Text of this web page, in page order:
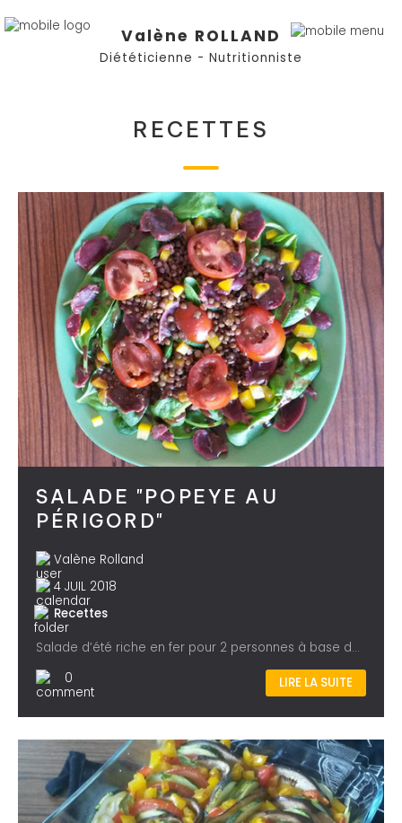
Valène ROLLAND
Diététicienne - Nutritionniste
RECETTES
SALADE "POPEYE AU
PÉRIGORD"
Valène Rolland
4 JUIL 2018
Recettes
Salade d’été riche en fer pour 2 personnes à base de : - 80g de jeunes pousses d’épinards - 70g crus ou 210g cuits de lentilles vertes...
0
LIRE LA SUITE